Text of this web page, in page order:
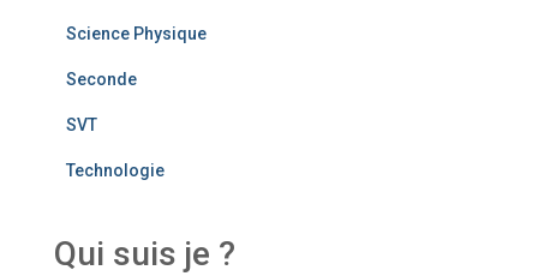
Science Physique
Seconde
SVT
Technologie
Qui suis je ?